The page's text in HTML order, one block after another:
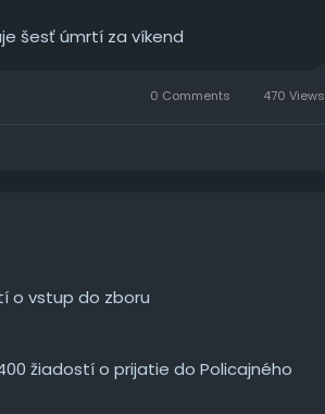
šesť úmrtí za víkend
0 Comments 470 Views
o vstup do zboru
žiadostí o prijatie do Policajného